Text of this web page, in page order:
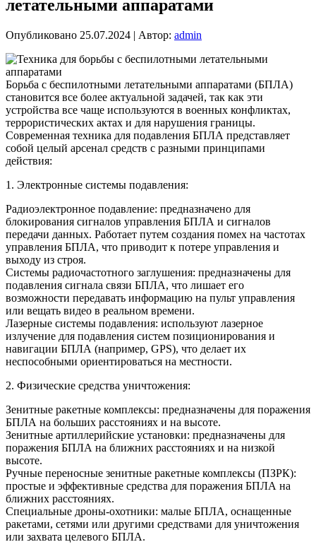
летательными аппаратами
Опубликовано 25.07.2024 | Автор: admin
Борьба с беспилотными летательными аппаратами (БПЛА)
становится все более актуальной задачей, так как эти
устройства все чаще используются в военных конфликтах,
террористических актах и для нарушения границы.
Современная техника для подавления БПЛА представляет
собой целый арсенал средств с разными принципами
действия:
1. Электронные системы подавления:
Радиоэлектронное подавление: предназначено для
блокирования сигналов управления БПЛА и сигналов
передачи данных. Работает путем создания помех на частотах
управления БПЛА, что приводит к потере управления и
выходу из строя.
Системы радиочастотного заглушения: предназначены для
подавления сигнала связи БПЛА, что лишает его
возможности передавать информацию на пульт управления
или вещать видео в реальном времени.
Лазерные системы подавления: используют лазерное
излучение для подавления систем позиционирования и
навигации БПЛА (например, GPS), что делает их
неспособными ориентироваться на местности.
2. Физические средства уничтожения:
Зенитные ракетные комплексы: предназначены для поражения
БПЛА на больших расстояниях и на высоте.
Зенитные артиллерийские установки: предназначены для
поражения БПЛА на ближних расстояниях и на низкой
высоте.
Ручные переносные зенитные ракетные комплексы (ПЗРК):
простые и эффективные средства для поражения БПЛА на
ближних расстояниях.
Специальные дроны-охотники: малые БПЛА, оснащенные
ракетами, сетями или другими средствами для уничтожения
или захвата целевого БПЛА.